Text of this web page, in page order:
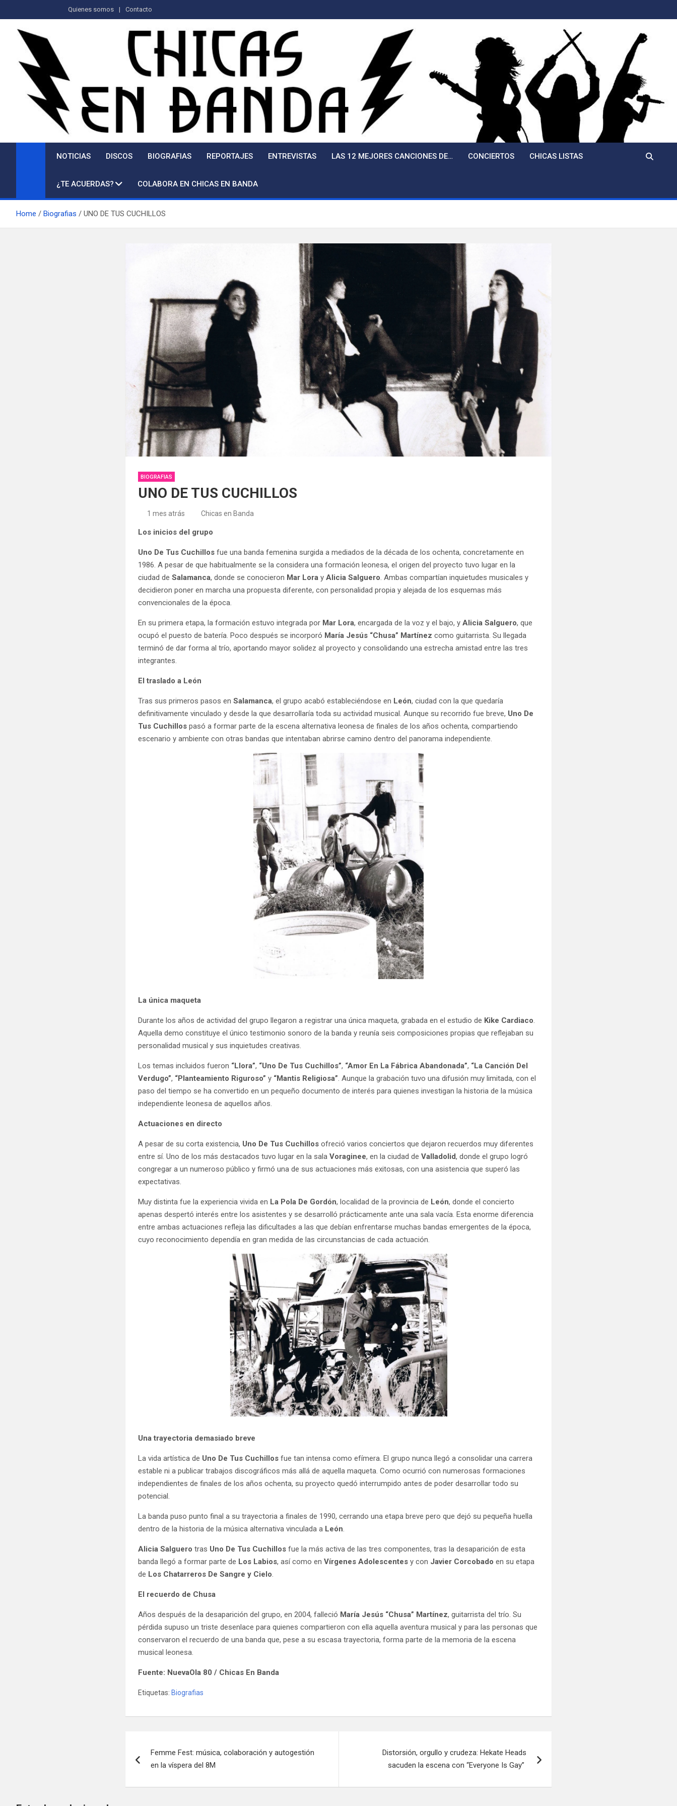
al
contenido
Quienes somos Contacto
NOTICIAS DISCOS BIOGRAFIAS REPORTAJES ENTREVISTAS LAS 12 MEJORES CANCIONES DE… CONCIERTOS CHICAS LISTAS
¿TE ACUERDAS? COLABORA EN CHICAS EN BANDA
Home Biografias UNO DE TUS CUCHILLOS
BIOGRAFIAS
UNO DE TUS CUCHILLOS
1 mes atrás Chicas en Banda
Los inicios del grupo
Uno De Tus Cuchillosfue una banda femenina surgida a mediados de la década de los ochenta, concretamente en
1986. A pesar de que habitualmente se la considera una formación leonesa, el origen del proyecto tuvo lugar en la
ciudad deSalamanca, donde se conocieron Mar LorayAlicia Salguero. Ambas compartían inquietudes musicales y
decidieron poner en marcha una propuesta diferente, con personalidad propia y alejada de los esquemas más
convencionales de la época.
En su primera etapa, la formación estuvo integrada por Mar Lora, encargada de la voz y el bajo, yAlicia Salguero, que
ocupó el puesto de batería. Poco después se incorporó María Jesús “Chusa” Martínezcomo guitarrista. Su llegada
terminó de dar forma al trío, aportando mayor solidez al proyecto y consolidando una estrecha amistad entre las tres
integrantes.
El traslado a León
Tras sus primeros pasos enSalamanca, el grupo acabó estableciéndose en León, ciudad con la que quedaría
definitivamente vinculado y desde la que desarrollaría toda su actividad musical. Aunque su recorrido fue breve, Uno De
Tus Cuchillospasó a formar parte de la escena alternativa leonesa de finales de los años ochenta, compartiendo
escenario y ambiente con otras bandas que intentaban abrirse camino dentro del panorama independiente.
La única maqueta
Durante los años de actividad del grupo llegaron a registrar una única maqueta, grabada en el estudio de Kike Cardiaco.
Aquella demo constituye el único testimonio sonoro de la banda y reunía seis composiciones propias que reflejaban su
personalidad musical y sus inquietudes creativas.
Los temas incluidos fueron “Llora”, “Uno De Tus Cuchillos”, “Amor En La Fábrica Abandonada”, “La Canción Del
Verdugo”, “Planteamiento Riguroso”y “Mantis Religiosa”. Aunque la grabación tuvo una difusión muy limitada, con el
paso del tiempo se ha convertido en un pequeño documento de interés para quienes investigan la historia de la música
independiente leonesa de aquellos años.
Actuaciones en directo
A pesar de su corta existencia, Uno De Tus Cuchillosofreció varios conciertos que dejaron recuerdos muy diferentes
entre sí. Uno de los más destacados tuvo lugar en la salaVoraginee, en la ciudad deValladolid, donde el grupo logró
congregar a un numeroso público y firmó una de sus actuaciones más exitosas, con una asistencia que superó las
expectativas.
Muy distinta fue la experiencia vivida en La Pola De Gordón, localidad de la provincia de León, donde el concierto
apenas despertó interés entre los asistentes y se desarrolló prácticamente ante una sala vacía. Esta enorme diferencia
entre ambas actuaciones refleja las dificultades a las que debían enfrentarse muchas bandas emergentes de la época,
cuyo reconocimiento dependía en gran medida de las circunstancias de cada actuación.
Una trayectoria demasiado breve
La vida artística de Uno De Tus Cuchillosfue tan intensa como efímera. El grupo nunca llegó a consolidar una carrera
estable ni a publicar trabajos discográficos más allá de aquella maqueta. Como ocurrió con numerosas formaciones
independientes de finales de los años ochenta, su proyecto quedó interrumpido antes de poder desarrollar todo su
potencial.
La banda puso punto final a su trayectoria a finales de 1990, cerrando una etapa breve pero que dejó su pequeña huella
dentro de la historia de la música alternativa vinculada a León.
Alicia Salguerotras Uno De Tus Cuchillosfue la más activa de las tres componentes, tras la desaparición de esta
banda llegó a formar parte de Los Labios, así como enVírgenes Adolescentesy con Javier Corcobadoen su etapa
de Los Chatarreros De Sangre y Cielo.
El recuerdo de Chusa
Años después de la desaparición del grupo, en 2004, falleció María Jesús “Chusa” Martínez, guitarrista del trío. Su
pérdida supuso un triste desenlace para quienes compartieron con ella aquella aventura musical y para las personas que
conservaron el recuerdo de una banda que, pese a su escasa trayectoria, forma parte de la memoria de la escena
musical leonesa.
Fuente: NuevaOla 80 / Chicas En Banda
Etiquetas: Biografias
de
entradas
Femme Fest: música, colaboración y autogestión
en la víspera del 8M
Distorsión, orgullo y crudeza: Hekate Heads
sacuden la escena con “Everyone Is Gay”